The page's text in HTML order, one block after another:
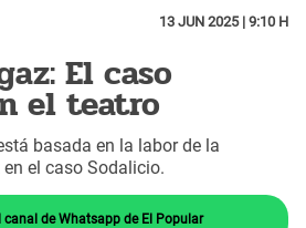
13 JUN 2025 | 9:10 H
El caso
el teatro
basada en la labor de la
el caso Sodalicio.
canal de Whatsapp de El Popular